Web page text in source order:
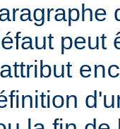
peut